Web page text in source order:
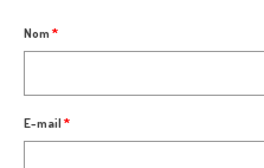
Nom *
E-mail*